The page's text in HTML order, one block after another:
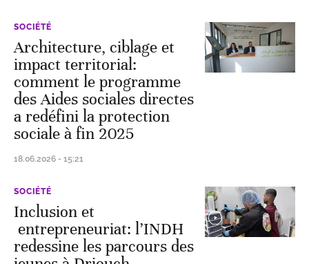
SOCIÉTÉ
Architecture, ciblage et
impact territorial:
comment le programme
des Aides sociales directes
a redéfini la protection
sociale à fin 2025
18.06.2026 - 15:21
SOCIÉTÉ
Inclusion et
entrepreneuriat: l’INDH
redessine les parcours des